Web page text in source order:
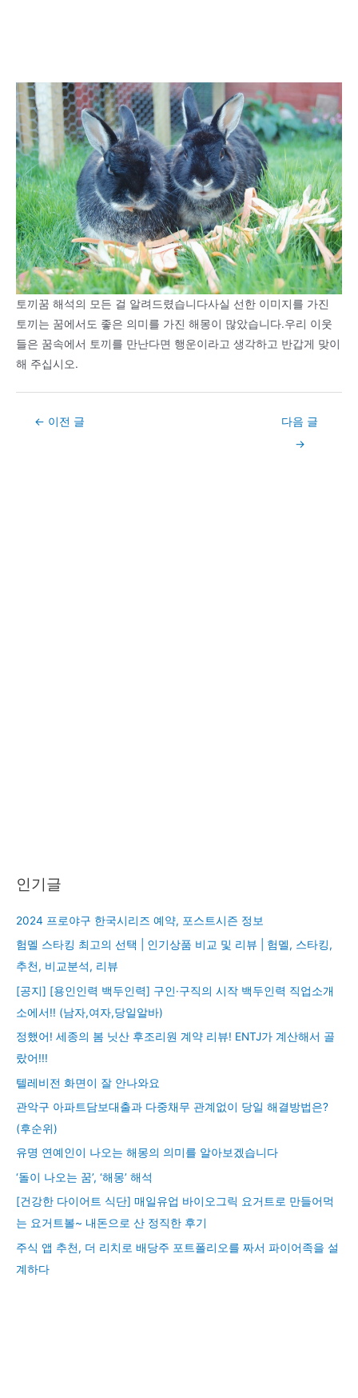
토끼꿈 해석의 모든 걸 알려드렸습니다사실 선한 이미지를 가진
토끼는 꿈에서도 좋은 의미를 가진 해몽이 많았습니다.우리 이웃
들은 꿈속에서 토끼를 만난다면 행운이라고 생각하고 반갑게 맞이
해 주십시오.
Post← 이전 글
다음 글
→
인기글
2024 프로야구 한국시리즈 예약, 포스트시즌 정보
험멜 스타킹 최고의 선택 | 인기상품 비교 및 리뷰 | 험멜, 스타킹,
추천, 비교분석, 리뷰
[공지] [용인인력 백두인력] 구인·구직의 시작 백두인력 직업소개
소에서!! (남자,여자,당일알바)
정했어! 세종의 봄 닛산 후조리원 계약 리뷰! ENTJ가 계산해서 골
랐어!!!
텔레비전 화면이 잘 안나와요
관악구 아파트담보대출과 다중채무 관계없이 당일 해결방법은?
(후순위)
유명 연예인이 나오는 해몽의 의미를 알아보겠습니다
‘돌이 나오는 꿈’, ‘해몽’ 해석
[건강한 다이어트 식단] 매일유업 바이오그릭 요거트로 만들어먹
는 요거트볼~ 내돈으로 산 정직한 후기
주식 앱 추천, 더 리치로 배당주 포트폴리오를 짜서 파이어족을 설
계하다